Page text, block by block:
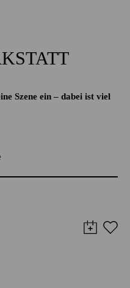
Szene ein – dabei ist viel